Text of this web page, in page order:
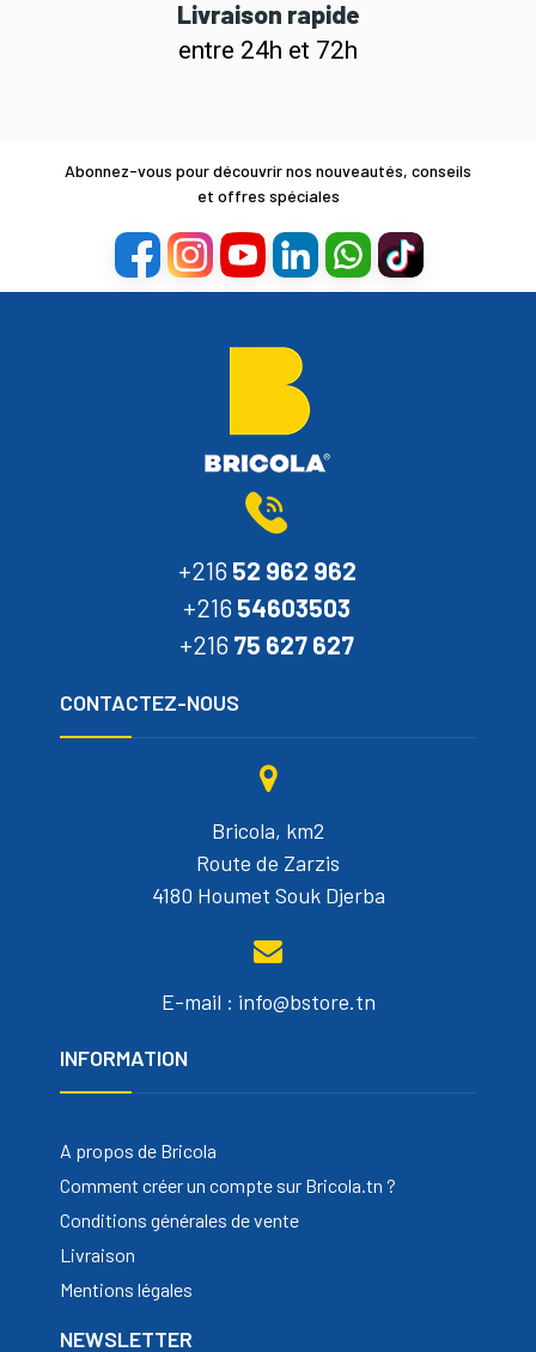
Livraison rapide
entre 24h et 72h
Abonnez-vous pour découvrir nos nouveautés, conseils
et offres spéciales
+216 52 962 962
+216 54603503
+216 75 627 627
CONTACTEZ-NOUS
Bricola, km2
Route de Zarzis
4180 Houmet Souk Djerba
E-mail : info@bstore.tn
INFORMATION
A propos de Bricola
Comment créer un compte sur Bricola.tn ?
Conditions générales de vente
Livraison
Mentions légales
NEWSLETTER